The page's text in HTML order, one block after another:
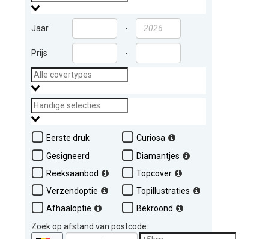
Jaar -
Prijs -
Eerste druk
Gesigneerd
Reeksaanbod
Verzendoptie
Afhaaloptie
Curiosa
Diamantjes
Topcover
Topillustraties
Bekroond
Zoek op afstand van postcode: